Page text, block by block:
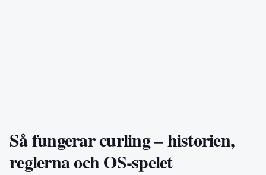
Så fungerar curling – historien,
reglerna och OS-spelet